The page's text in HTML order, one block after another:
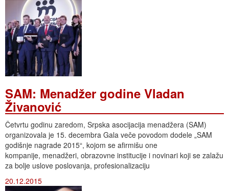
SAM: Menadžer godine Vladan
Živanović
Četvrtu godinu zaredom, Srpska asocijacija menadžera (SAM)
organizovala je 15. decembra Gala veče povodom dodele „SAM
godišnje nagrade 2015“, kojom se afirmišu one
kompanije, menadžeri, obrazovne institucije i novinari koji se zalažu
za bolje uslove poslovanja, profesionalizaciju
20.12.2015